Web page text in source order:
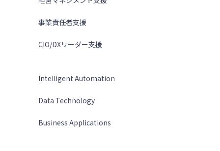
事業責任者支援
CIO/DXリーダー支援
Intelligent Automation
Data Technology
Business Applications